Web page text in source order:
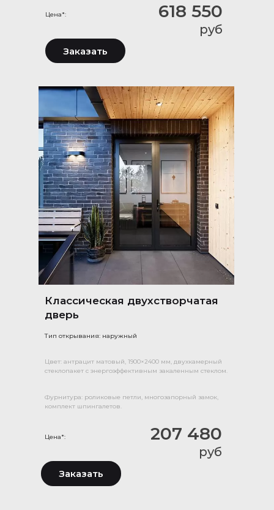
Классическая двухстворчатая
дверь
Тип открывания: наружный
Цена*:
Цвет: антрацит матовый, 1900×2400 мм, двухкамерный
стеклопакет с энергоэффективным закаленным стеклом.
Фурнитура: роликовые петли, многозапорный замок,
комплект шпингалетов.
207 480
руб
Заказать
618 550
руб
Цена*:
Заказать